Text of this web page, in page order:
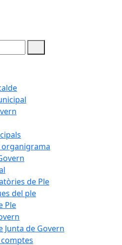
organigrama
de Ple
del ple
Ple
Junta de Govern